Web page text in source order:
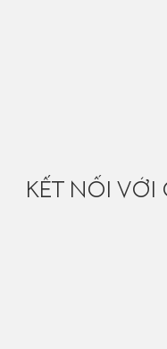
KẾT NỐI VỚI